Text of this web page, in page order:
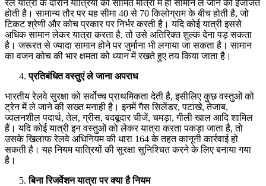
रेल यात्रा के दौरान यात्रियों को सीमित मात्रा में ही सामान ले जाने की इजाजत
होती है। सामान्य तौर पर यह सीमा 40 से 70 किलोग्राम के बीच होती है, जो
टिकट श्रेणी और कोच प्रकार पर निर्भर करती है। यदि कोई यात्री इससे
अधिक सामान लेकर यात्रा करता है, तो उसे अतिरिक्त शुल्क देना पड़ सकता
है। जरूरत से ज्यादा सामान होने पर जुर्माना भी लगाया जा सकता है। सामान
का वजन कोच की भार क्षमता को ध्यान में रखते हुए तय किया जाता है।
प्रतिबंधित वस्तुएं ले जाना अपराध
भारतीय रेलवे सुरक्षा को सर्वोच्च प्राथमिकता देती है, इसीलिए कुछ वस्तुओं को
ट्रेन में ले जाने की सख्त मनाही है। इनमें गैस सिलेंडर, पटाखे, तेजाब,
ज्वलनशील पदार्थ, तेल, ग्रीस, बदबूदार चीजें, चमड़ा, गीली खाल आदि शामिल
हैं। यदि कोई यात्री इन वस्तुओं को लेकर यात्रा करता पकड़ा जाता है, तो
उसके खिलाफ रेलवे अधिनियम की धारा 164 के तहत कानूनी कार्रवाई हो
सकती है। यह नियम यात्रियों की सुरक्षा सुनिश्चित करने के लिए बनाया गया
है।
बिना रिजर्वेशन यात्रा पर क्या है नियम